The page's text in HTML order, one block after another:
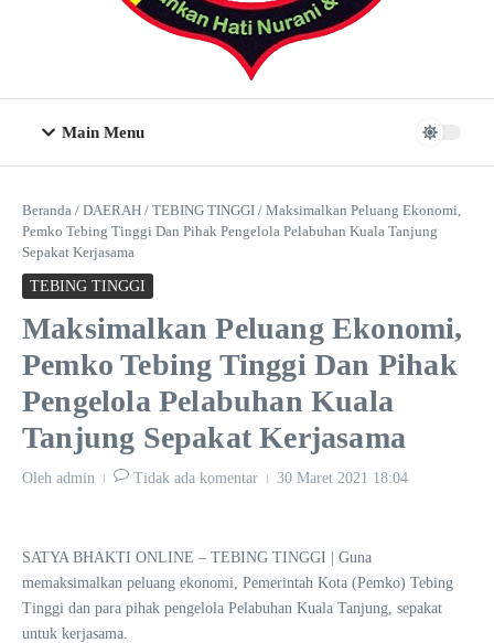
Main Menu
Beranda / DAERAH / TEBING TINGGI / Maksimalkan Peluang Ekonomi,
Pemko Tebing Tinggi Dan Pihak Pengelola Pelabuhan Kuala Tanjung
Sepakat Kerjasama
TEBING TINGGI
Maksimalkan Peluang Ekonomi,
Pemko Tebing Tinggi Dan Pihak
Pengelola Pelabuhan Kuala
Tanjung Sepakat Kerjasama
Oleh admin Tidak ada komentar 30 Maret 2021 18:04
SATYA BHAKTI ONLINE – TEBING TINGGI | Guna
memaksimalkan peluang ekonomi, Pemerintah Kota (Pemko) Tebing
Tinggi dan para pihak pengelola Pelabuhan Kuala Tanjung, sepakat
untuk kerjasama.